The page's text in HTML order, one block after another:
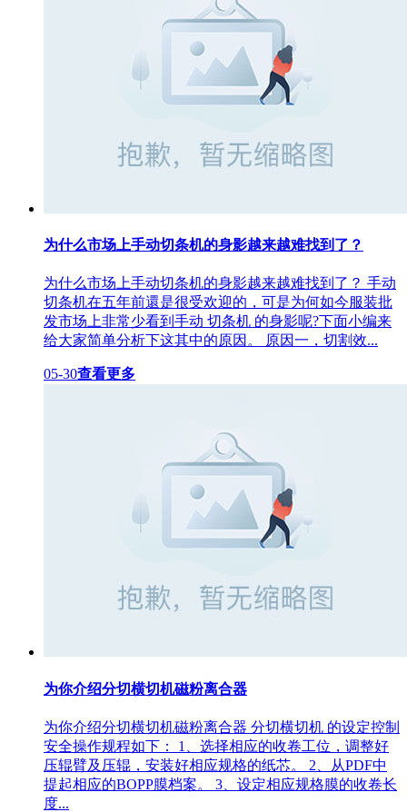
为什么市场上手动切条机的身影越来越难找到了？
为什么市场上手动切条机的身影越来越难找到了？ 手动
切条机在五年前還是很受欢迎的，可是为何如今服装批
发市场上非常少看到手动 切条机 的身影呢?下面小编来
给大家简单分析下这其中的原因。 原因一，切割效...
05-30查看更多
为你介绍分切横切机磁粉离合器
为你介绍分切横切机磁粉离合器 分切横切机 的设定控制
安全操作规程如下： 1、选择相应的收卷工位，调整好
压辊臂及压辊，安装好相应规格的纸芯。 2、从PDF中
提起相应的BOPP膜档案。 3、设定相应规格膜的收卷长
度...